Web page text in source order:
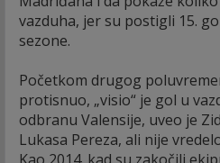
vazduha, jer su postigli 15.
sezone.
Početkom drugog
protisnuo, „visio“ je gol u
odbranu Valensije, uveo je
Lukasa Pereza, ali nije